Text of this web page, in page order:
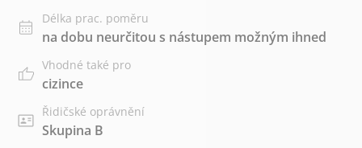
Délka prac. poměru
na dobu neurčitou s nástupem možným ihned
Vhodné také pro
cizince
Řidičské oprávnění
Skupina B